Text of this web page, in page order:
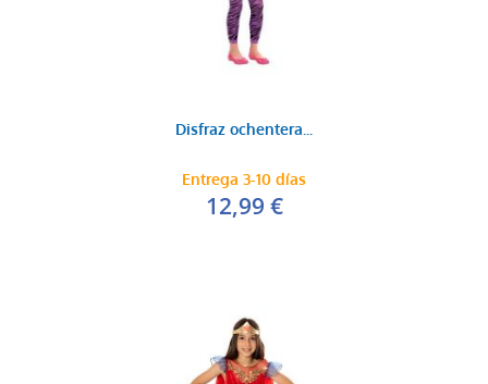
Disfraz ochentera...
Entrega 3-10 días
12,99 €